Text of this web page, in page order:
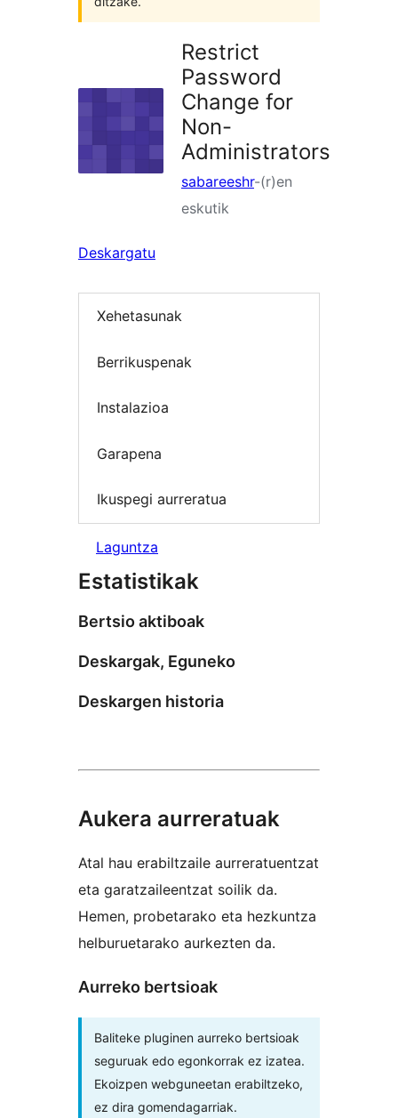
Restrict
Password
Change for
Non-
Administrators
sabareeshr-(r)en
eskutik
Deskargatu
Xehetasunak
Berrikuspenak
Instalazioa
Garapena
Ikuspegi aurreratua
Laguntza
Estatistikak
Bertsio aktiboak
Deskargak, Eguneko
Deskargen historia
Aukera aurreratuak
Atal hau erabiltzaile aurreratuentzat
eta garatzaileentzat soilik da.
Hemen, probetarako eta hezkuntza
helburuetarako aurkezten da.
Aurreko bertsioak
Baliteke pluginen aurreko bertsioak
seguruak edo egonkorrak ez izatea.
Ekoizpen webguneetan erabiltzeko,
ez dira gomendagarriak.